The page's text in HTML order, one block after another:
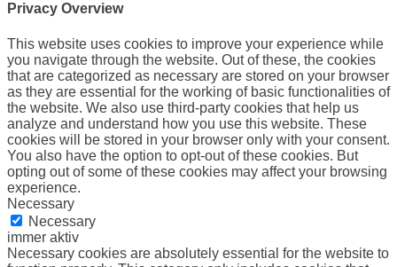
Privacy Overview
This website uses cookies to improve your experience while
you navigate through the website. Out of these, the cookies
that are categorized as necessary are stored on your browser
as they are essential for the working of basic functionalities of
the website. We also use third-party cookies that help us
analyze and understand how you use this website. These
cookies will be stored in your browser only with your consent.
You also have the option to opt-out of these cookies. But
opting out of some of these cookies may affect your browsing
experience.
Necessary
Necessary
immer aktiv
Necessary cookies are absolutely essential for the website to